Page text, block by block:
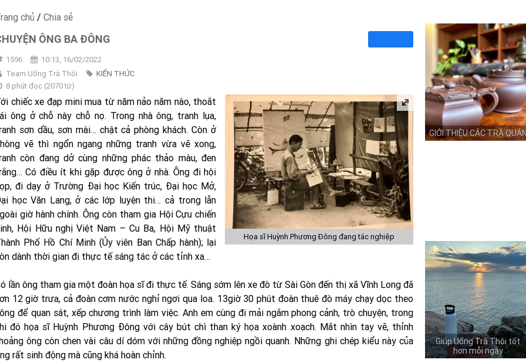
chủ / Chia sẻ
ÔNG BA ĐÔNG
1596
10:13, 16/02/2022
Team Uống Trà Thôi
KIẾN THỨC
8 phút đọc(2070từ)
Họa sĩ Huỳnh Phương Đông đang tác nghiệp
chiếc xe đạp mini mua từ năm nảo năm nào, thoắt
ông ở chỗ này chỗ nọ. Trong nhà ông, tranh lụa,
sơn dầu, sơn mài… chật cả phòng khách. Còn ở
vẽ thì ngổn ngang những tranh vừa vẽ xong,
còn đang dở cùng những phác thảo màu, đen
Có điều ít khi gặp được ông ở nhà. Ông đi hội
đi dạy ở Trường Đại học Kiến trúc, Đại học Mở,
học Văn Lang, ở các lớp luyện thi… cả trong lẫn
giờ hành chính. Ông còn tham gia Hội Cựu chiến
Hội Hữu nghị Việt Nam – Cu Ba, Hội Mỹ thuật
Phố Hồ Chí Minh (Ủy viên Ban Chấp hành); lại
dành thời gian đi thực tế sáng tác ở các tỉnh xa…
lần ông tham gia một đoàn họa sĩ đi thực tế. Sáng sớm lên xe đò từ Sài Gòn đến thị xã Vĩnh Long đã
12 giờ trưa, cả đoàn cơm nước nghỉ ngơi qua loa. 13giờ 30 phút đoàn thuê đò máy chạy dọc theo
để quan sát, xếp chương trình làm việc. Anh em cùng đi mải ngắm phong cảnh, trò chuyện, trong
đó họa sĩ Huỳnh Phương Đông với cây bút chì than ký họa xoành xoạch. Mắt nhìn tay vẽ, thỉnh
ông còn chen vài câu dí dóm với những đồng nghiệp ngồi quanh. Những ghi chép kiểu này của
rất sinh động mà cũng khá hoàn chỉnh.
GIỚI THIỆU CÁC TRÀ
Giúp Uống Trà Thôi tốt
hơn mỗi ngày